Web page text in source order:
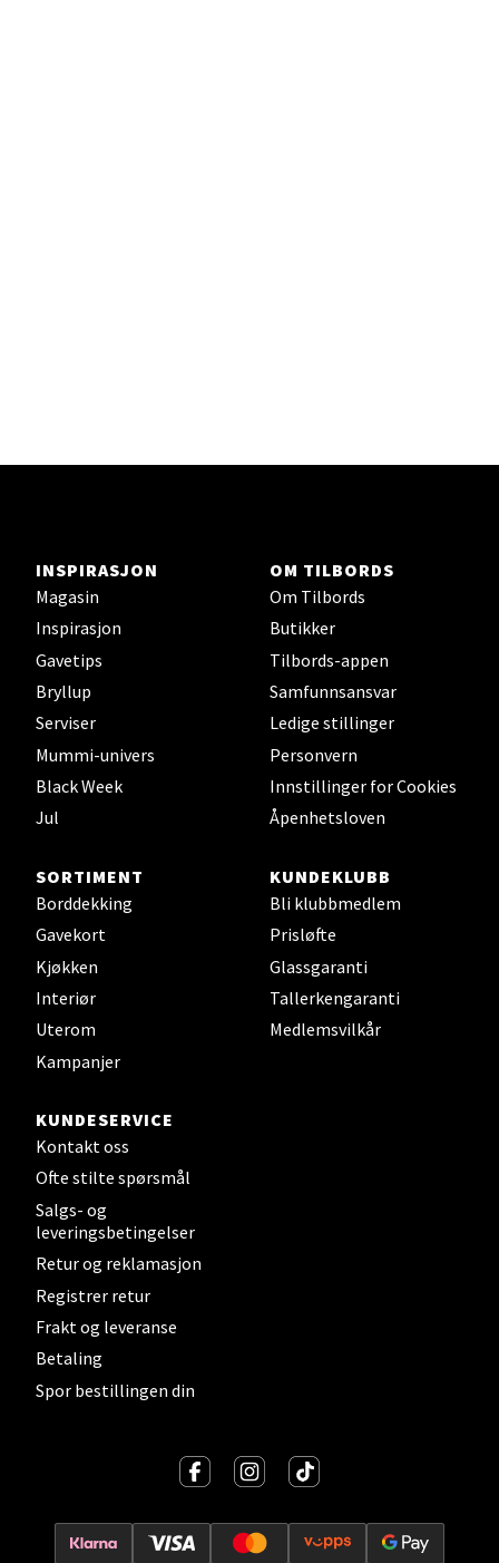
INSPIRASJON
Magasin
Inspirasjon
Gavetips
Bryllup
Serviser
Mummi-univers
Black Week
Jul
OM TILBORDS
Om Tilbords
Butikker
Tilbords-appen
Samfunnsansvar
Ledige stillinger
Personvern
Innstillinger for Cookies
Åpenhetsloven
SORTIMENT
Borddekking
Gavekort
Kjøkken
Interiør
Uterom
Kampanjer
KUNDEKLUBB
Bli klubbmedlem
Prisløfte
Glassgaranti
Tallerkengaranti
Medlemsvilkår
KUNDESERVICE
Kontakt oss
Ofte stilte spørsmål
Salgs- og
leveringsbetingelser
Retur og reklamasjon
Registrer retur
Frakt og leveranse
Betaling
Spor bestillingen din